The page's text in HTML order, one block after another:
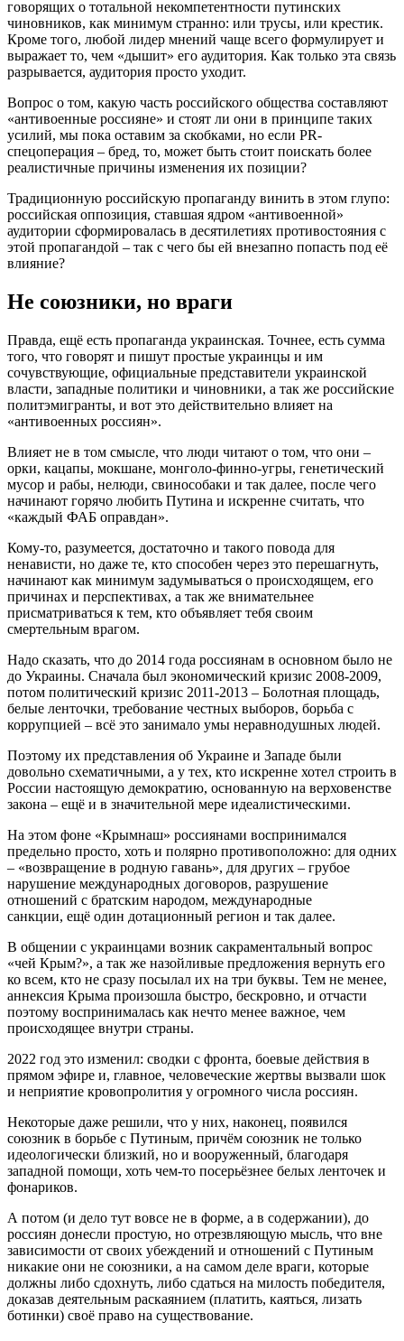
говорящих о тотальной некомпетентности путинских
чиновников, как минимум странно: или трусы, или крестик.
Кроме того, любой лидер мнений чаще всего формулирует и
выражает то, чем «дышит» его аудитория. Как только эта связь
разрывается, аудитория просто уходит.
Вопрос о том, какую часть российского общества составляют
«антивоенные россияне» и стоят ли они в принципе таких
усилий, мы пока оставим за скобками, но если PR-
спецоперация – бред, то, может быть стоит поискать более
реалистичные причины изменения их позиции?
Традиционную российскую пропаганду винить в этом глупо:
российская оппозиция, ставшая ядром «антивоенной»
аудитории сформировалась в десятилетиях противостояния с
этой пропагандой – так с чего бы ей внезапно попасть под её
влияние?
Не союзники, но враги
Правда, ещё есть пропаганда украинская. Точнее, есть сумма
того, что говорят и пишут простые украинцы и им
сочувствующие, официальные представители украинской
власти, западные политики и чиновники, а так же российские
политэмигранты, и вот это действительно влияет на
«антивоенных россиян».
Влияет не в том смысле, что люди читают о том, что они –
орки, кацапы, мокшане, монголо-финно-угры, генетический
мусор и рабы, нелюди, свинособаки и так далее, после чего
начинают горячо любить Путина и искренне считать, что
«каждый ФАБ оправдан».
Кому-то, разумеется, достаточно и такого повода для
ненависти, но даже те, кто способен через это перешагнуть,
начинают как минимум задумываться о происходящем, его
причинах и перспективах, а так же внимательнее
присматриваться к тем, кто объявляет тебя своим
смертельным врагом.
Надо сказать, что до 2014 года россиянам в основном было не
до Украины. Сначала был экономический кризис 2008-2009,
потом политический кризис 2011-2013 – Болотная площадь,
белые ленточки, требование честных выборов, борьба с
коррупцией – всё это занимало умы неравнодушных людей.
Поэтому их представления об Украине и Западе были
довольно схематичными, а у тех, кто искренне хотел строить в
России настоящую демократию, основанную на верховенстве
закона – ещё и в значительной мере идеалистическими.
На этом фоне «Крымнаш» россиянами воспринимался
предельно просто, хоть и полярно противоположно: для одних
– «возвращение в родную гавань», для других – грубое
нарушение международных договоров, разрушение
отношений с братским народом, международные
санкции, ещё один дотационный регион и так далее.
В общении с украинцами возник сакраментальный вопрос
«чей Крым?», а так же назойливые предложения вернуть его
ко всем, кто не сразу посылал их на три буквы. Тем не менее,
аннексия Крыма произошла быстро, бескровно, и отчасти
поэтому воспринималась как нечто менее важное, чем
происходящее внутри страны.
2022 год это изменил: сводки с фронта, боевые действия в
прямом эфире и, главное, человеческие жертвы вызвали шок
и неприятие кровопролития у огромного числа россиян.
Некоторые даже решили, что у них, наконец, появился
союзник в борьбе с Путиным, причём союзник не только
идеологически близкий, но и вооруженный, благодаря
западной помощи, хоть чем-то посерьёзнее белых ленточек и
фонариков.
А потом (и дело тут вовсе не в форме, а в содержании), до
россиян донесли простую, но отрезвляющую мысль, что вне
зависимости от своих убеждений и отношений с Путиным
никакие они не союзники, а на самом деле враги, которые
должны либо сдохнуть, либо сдаться на милость победителя,
доказав деятельным раскаянием (платить, каяться, лизать
ботинки) своё право на существование.